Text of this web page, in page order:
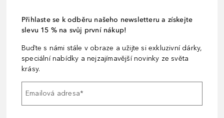
Přihlaste se k odběru našeho newsletteru a získejte
slevu 15 % na svůj první nákup!
Buďte s námi stále v obraze a užijte si exkluzivní dárky,
speciální nabídky a nejzajímavější novinky ze světa
krásy.
Emailová adresa*